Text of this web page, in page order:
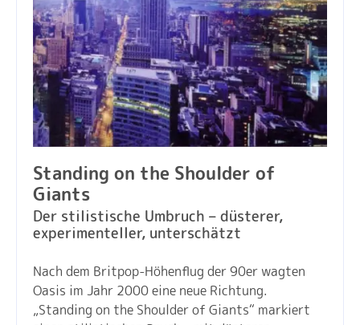
Standing on the Shoulder of
Giants
Der stilistische Umbruch – düsterer,
experimenteller, unterschätzt
Nach dem Britpop-Höhenflug der 90er wagten
Oasis im Jahr 2000 eine neue Richtung.
„Standing on the Shoulder of Giants“ markiert